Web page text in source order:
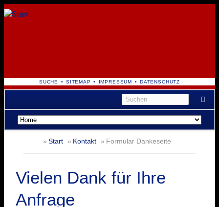
NAVIGATION
ÜBERSPRINGEN
SUCHE SITEMAP IMPRESSUM DATENSCHUTZ
Navigation
überspringen
Start Kontakt Formular Dankeseite
Vielen Dank für Ihre
Anfrage